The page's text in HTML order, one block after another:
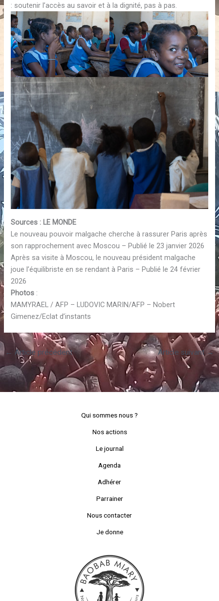
: soutenir l’accès au savoir et à la dignité, pas à pas.
Sources : LE MONDE
Le nouveau pouvoir malgache cherche à rassurer Paris après
son rapprochement avec Moscou – Publié le 23 janvier 2026
Après sa visite à Moscou, le nouveau président malgache
joue l’équilibriste en se rendant à Paris – Publié le 24 février
2026
Photos :
MAMYRAEL / AFP – LUDOVIC MARIN/AFP – Nobert
Gimenez/Eclat d’instants
← Article précédent Article suivant →
Qui sommes nous ?
Nos actions
Le journal
Agenda
Adhérer
Parrainer
Nous contacter
Je donne